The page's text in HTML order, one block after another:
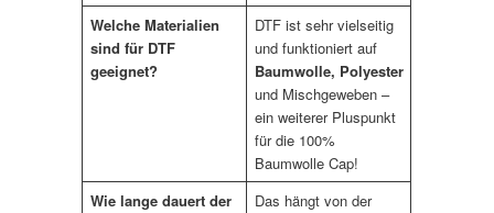
Welche Materialien
sind für DTF
geeignet?
DTF ist sehr vielseitig
und funktioniert auf
Baumwolle, Polyester
und Mischgeweben –
ein weiterer Pluspunkt
für die 100%
Baumwolle Cap!
Wie lange dauert der
Das hängt von der